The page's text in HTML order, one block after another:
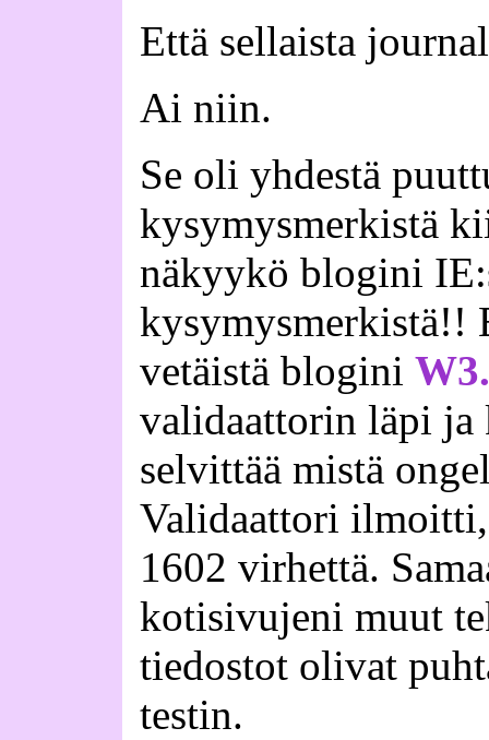
Että sellaista
Ai niin.
Se oli yhdestä
kysymysmerkistä
näkyykö blogini
kysymysmerkistä!!
vetäistä blogini
validaattorin läpi ja
selvittää mistä
Validaattori
1602 virhettä.
kotisivujeni muut
tiedostot olivat
testin.